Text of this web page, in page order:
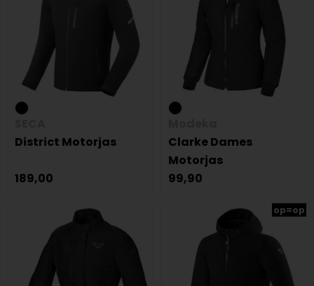
District Motorjas
189,00
Clarke Dames
Motorjas
99,90
op=op